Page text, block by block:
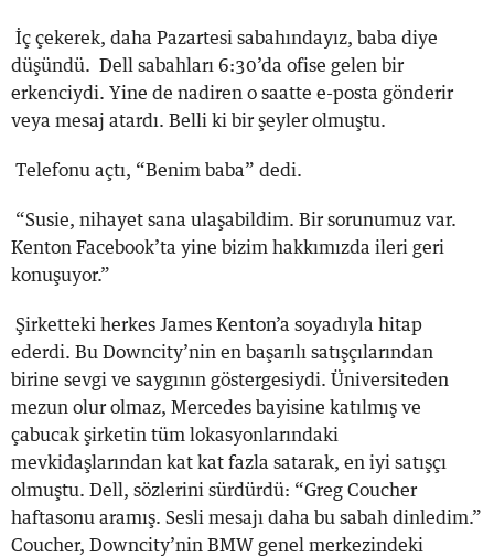
İç çekerek, daha Pazartesi sabahındayız, baba diye
düşündü. Dell sabahları 6:30’da ofise gelen bir
erkenciydi. Yine de nadiren o saatte e-posta gönderir
veya mesaj atardı. Belli ki bir şeyler olmuştu.
Telefonu açtı, “Benim baba” dedi.
“Susie, nihayet sana ulaşabildim. Bir sorunumuz var.
Kenton Facebook’ta yine bizim hakkımızda ileri geri
konuşuyor.”
Şirketteki herkes James Kenton’a soyadıyla hitap
ederdi. Bu Downcity’nin en başarılı satışçılarından
birine sevgi ve saygının göstergesiydi. Üniversiteden
mezun olur olmaz, Mercedes bayisine katılmış ve
çabucak şirketin tüm lokasyonlarındaki
mevkidaşlarından kat kat fazla satarak, en iyi satışçı
olmuştu. Dell, sözlerini sürdürdü: “Greg Coucher
haftasonu aramış. Sesli mesajı daha bu sabah dinledim.”
Coucher, Downcity’nin BMW genel merkezindeki